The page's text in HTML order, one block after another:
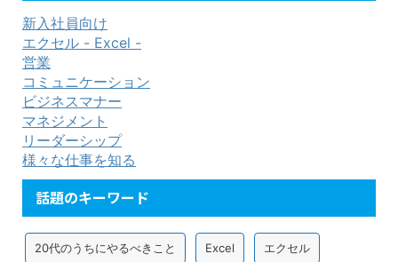
新入社員向け
エクセル - Excel -
営業
コミュニケーション
ビジネスマナー
マネジメント
リーダーシップ
様々な仕事を知る
話題のキーワード
20代のうちにやるべきこと Excel エクセル